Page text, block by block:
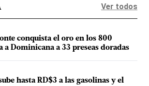
Ver todos
conquista el oro en los 800
a Dominicana a 33 preseas doradas
hasta RD$3 a las gasolinas y el